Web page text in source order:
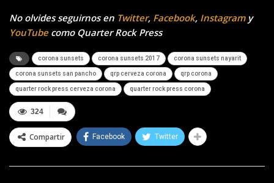
No olvides seguirnos en Twitter, Facebook, Instagramy
YouTubecomo Quarter Rock Press
corona sunsets corona sunsets 2017 corona sunsets nayarit
corona sunsets san pancho qrp cerveza corona qrp corona
quarter rock press cerveza corona quarter rock press corona
324
Compartir Facebook Twitter